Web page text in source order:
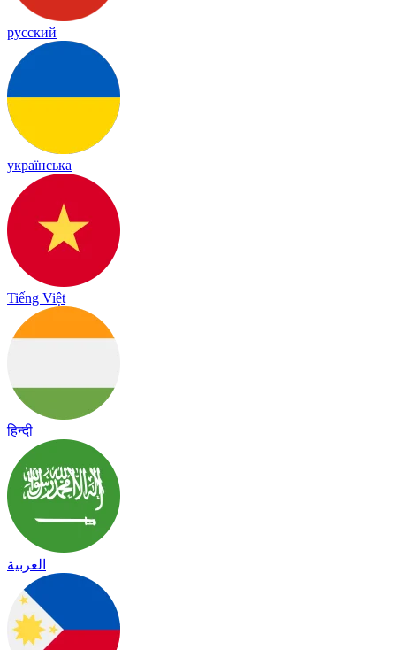
русский
українська
Tiếng Việt
हिन्दी
العربية